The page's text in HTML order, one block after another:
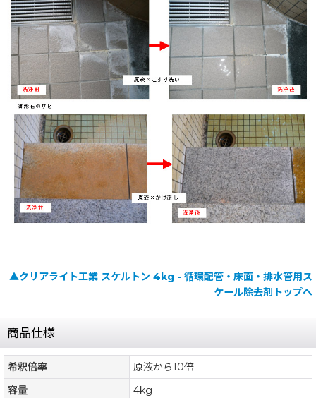
▲クリアライト工業 スケルトン 4kg - 循環配管・床面・排水管用ス
ケール除去剤トップへ
商品仕様
希釈倍率
原液から10倍
容量
4kg